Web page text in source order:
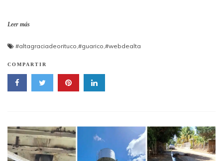
Leer más
#altagraciadeorituco #guarico #webdealta
COMPARTIR